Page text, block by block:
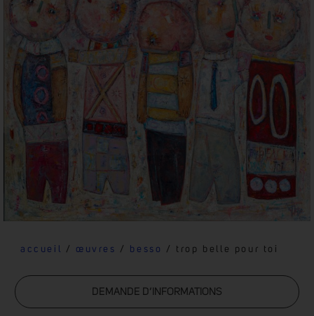
accueil / œuvres / besso / trop belle pour toi
DEMANDE D’INFORMATIONS